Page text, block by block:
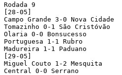
Rodada 9
[28-05]
Campo Grande 3-0 Nova Cidade
Tomazinho 0-1 São Cristóvão
Olaria 0-0 Bonsucesso
Portuguesa 1-1 Rubro
Madureira 1-1 Paduano
[29-05]
Miguel Couto 1-2 Mesquita
Central 0-0 Serrano